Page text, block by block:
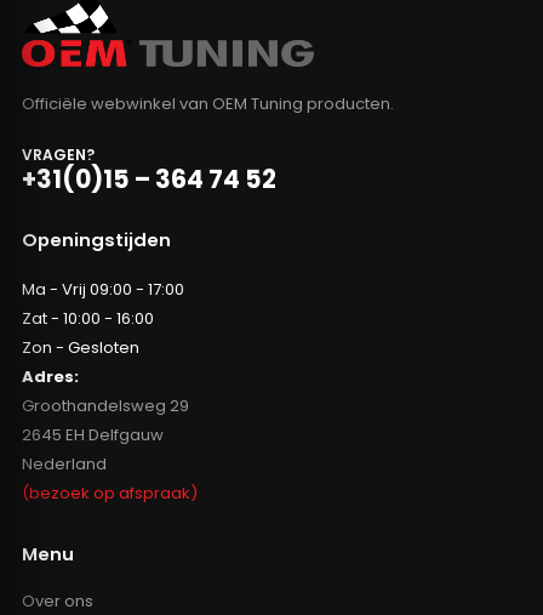
Officiële webwinkel van OEM Tuning producten.
VRAGEN?
+31(0)15 – 364 74 52
Openingstijden
Ma - Vrij 09:00 - 17:00
Zat - 10:00 - 16:00
Zon - Gesloten
Adres:
Groothandelsweg 29
2645 EH Delfgauw
Nederland
(bezoek op afspraak)
Menu
Over ons